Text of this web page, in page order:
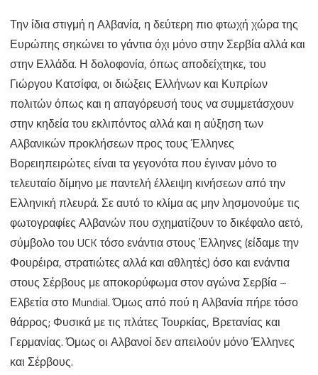
Την ίδια στιγμή η Αλβανία, η δεύτερη πιο φτωχή χώρα της
Ευρώπης σηκώνει το γάντια όχι μόνο στην Σερβία αλλά και
στην Ελλάδα. Η δολοφονία, όπως αποδείχτηκε, του
Γιώργου Κατσίφα, οι διώξεις Ελλήνων και Κυπρίων
πολιτών όπως και η απαγόρευσή τους να συμμετάσχουν
στην κηδεία του εκλιπόντος αλλά και η αύξηση των
Αλβανικών προκλήσεων προς τους Έλληνες
Βορειηπειρώτες είναι τα γεγονότα που έγιναν μόνο το
τελευταίο δίμηνο με παντελή έλλειψη κινήσεων από την
Ελληνική πλευρά. Σε αυτό το κλίμα ας μην λησμονούμε τις
φωτογραφίες Αλβανών που σχηματίζουν το δικέφαλο αετό,
σύμβολο του UCK τόσο ενάντια στους Έλληνες (είδαμε την
Φουρέιρα, στρατιώτες αλλά και αθλητές) όσο και ενάντια
στους Σέρβους με αποκορύφωμα στον αγώνα Σερβία –
Ελβετία στο Mundial. Όμως από πού η Αλβανία πήρε τόσο
θάρρος; Φυσικά με τις πλάτες Τουρκίας, Βρετανίας και
Γερμανίας. Όμως οι Αλβανοί δεν απειλούν μόνο Έλληνες
και Σέρβους.